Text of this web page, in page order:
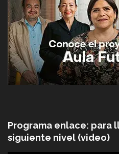
Programa enlace: para
siguiente nivel (video)